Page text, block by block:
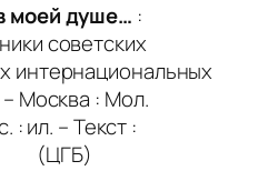
моей душе… :
советских
интернациональных
Москва : Мол.
: ил. – Текст :
(ЦГБ)